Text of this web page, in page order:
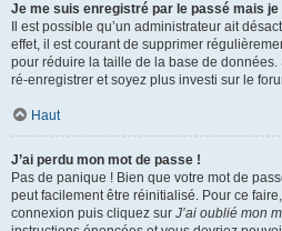
Je me suis enregistré par le passé mais
Il est possible qu’un administrateur ait
effet, il est courant de supprimer
pour réduire la taille de la base de
ré-enregistrer et soyez plus investi sur le
Haut
J’ai perdu mon mot de passe !
Pas de panique ! Bien que votre mot de
peut facilement être réinitialisé. Pour ce
connexion puis cliquez sur J’ai oublié mon